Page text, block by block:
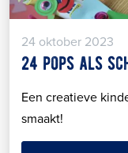
24 oktober 2023
24 pops als
Een creatieve
smaakt!